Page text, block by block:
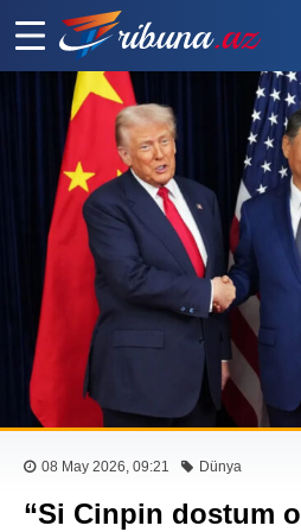
08 May 2026, 09:21 Dünya
“Si Cinpin dostum